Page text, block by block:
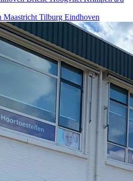
MaastrichtTilburg Eindhoven